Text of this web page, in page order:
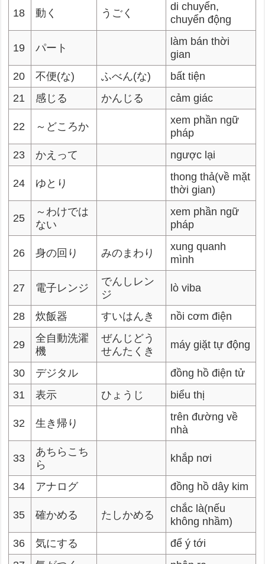
18 動く うごく
di chuyển,
chuyển động
19 パート
làm bán thời
gian
20
不便(な) ふべん(な)
bất tiện
21
感じる かんじる cảm giác
22 ～どころか
xem phần ngữ
pháp
23
かえって ngược lại
24 ゆとり
thong thả(về mặt
thời gian)
25
～わけでは
ない
xem phần ngữ
pháp
26 身の回り みのまわり
xung quanh
mình
27 電子レンジ
でんしレン
ジ
lò viba
28 炊飯器 すいはんき nồi cơm điện
29
全自動洗濯
機
ぜんじどう
せんたくき
máy giặt tự động
30 デジタル
đồng hồ điện tử
31
表示 ひょうじ biểu thị
32 生き帰り
trên đường về
nhà
33
あちらこち
ら
khắp nơi
34 アナログ đồng hồ dây kim
35 確かめる たしかめる
chắc là(nếu
không nhầm)
36
気にする
để ý tới